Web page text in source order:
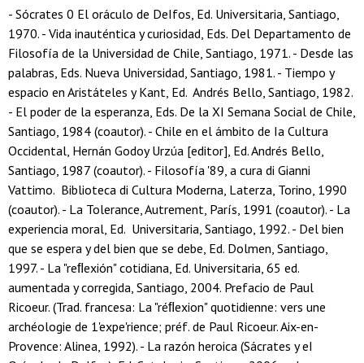
- Sócrates 0 El oráculo de DeIfos, Ed. Universitaria, Santiago,
1970. - Vida inauténtica y curiosidad, Eds. Del Departamento de
Filosofía de la Universidad de Chile, Santiago, 1971. - Desde las
palabras, Eds. Nueva Universidad, Santiago, 1981. - Tiempo y
espacio en Aristáteles y Kant, Ed. Andrés Bello, Santiago, 1982.
- El poder de la esperanza, Eds. De la XI Semana Social de Chile,
Santiago, 1984 (coautor). - Chile en el ámbito de Ia Cultura
Occidental, Hernán Godoy Urzúa [editor], Ed. Andrés Bello,
Santiago, 1987 (coautor). - Filosofía '89, a cura di Gianni
Vattimo. Biblioteca di Cultura Moderna, Laterza, Torino, 1990
(coautor). - La Tolerance, Autrement, París, 1991 (coautor). - La
experiencia moral, Ed. Universitaria, Santiago, 1992. - Del bien
que se espera y del bien que se debe, Ed. Dolmen, Santiago,
1997. - La "reﬂexión" cotidiana, Ed. Universitaria, 65 ed.
aumentada y corregida, Santiago, 2004. Prefacio de Paul
Ricoeur. (Trad. francesa: La "réﬂexion" quotidienne: vers une
archéologie de 1'expe'rience; préf. de Paul Ricoeur. Aix-en-
Provence: Alinea, 1992). - La razón heroica (Sácrates y eI